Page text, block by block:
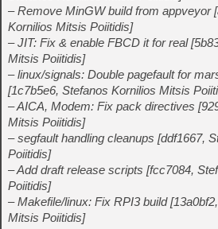
– Remove MinGW build from appveyor
Kornilios Mitsis Poiitidis]
– JIT: Fix & enable FBCD it for real
Mitsis Poiitidis]
– linux/signals: Double pagefault for
[1c7b5e6, Stefanos Kornilios Mitsis
– AICA, Modem: Fix pack directives
Mitsis Poiitidis]
– segfault handling cleanups [ddf1667,
Poiitidis]
– Add draft release scripts [fcc7084,
Poiitidis]
– Makefile/linux: Fix RPI3 build
Mitsis Poiitidis]